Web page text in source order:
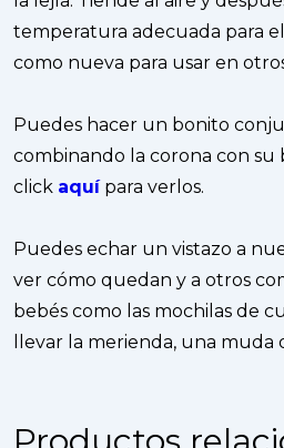
temperatura adecuada para
como nueva para usar en
Puedes hacer un bonito
combinando la corona con su
click aquípara verlos.
Puedes echar un vistazo a
ver cómo quedan y a otros
bebés como las mochilas de
llevar la merienda, una muda